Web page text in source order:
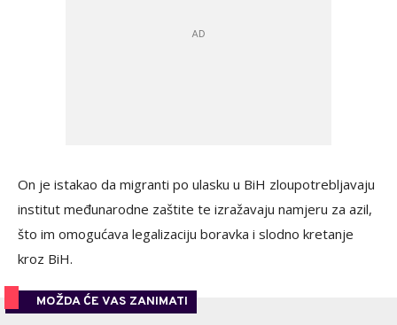
On je istakao da migranti po ulasku u BiH zloupotrebljavaju
institut međunarodne zaštite te izražavaju namjeru za azil,
što im omogućava legalizaciju boravka i slodno kretanje
kroz BiH.
MOŽDA ĆE VAS ZANIMATI